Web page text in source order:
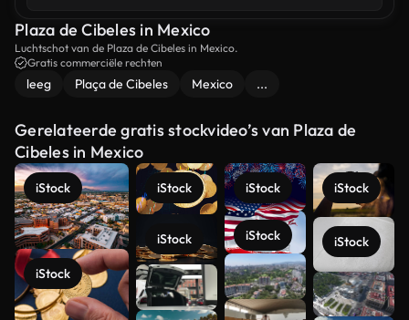
Plaza de Cibeles in Mexico
Luchtschot van de Plaza de Cibeles in Mexico.
Gratis commerciële rechten
leeg Plaça de Cibeles Mexico ...
Gerelateerde gratis stockvideo’s van Plaza de
Cibeles in Mexico
iStock
iStock
iStock
iStock
iStock
iStock
iStock
iStock
Meer
bekijken